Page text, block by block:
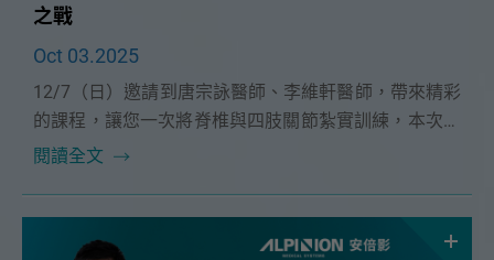
之戰
Oct 03.2025
12/7（日）邀請到唐宗詠醫師、李維軒醫師，帶來精彩
的課程，讓您一次將脊椎與四肢關節紮實訓練，本次課
程為12人小班制更精實。
閱讀全文